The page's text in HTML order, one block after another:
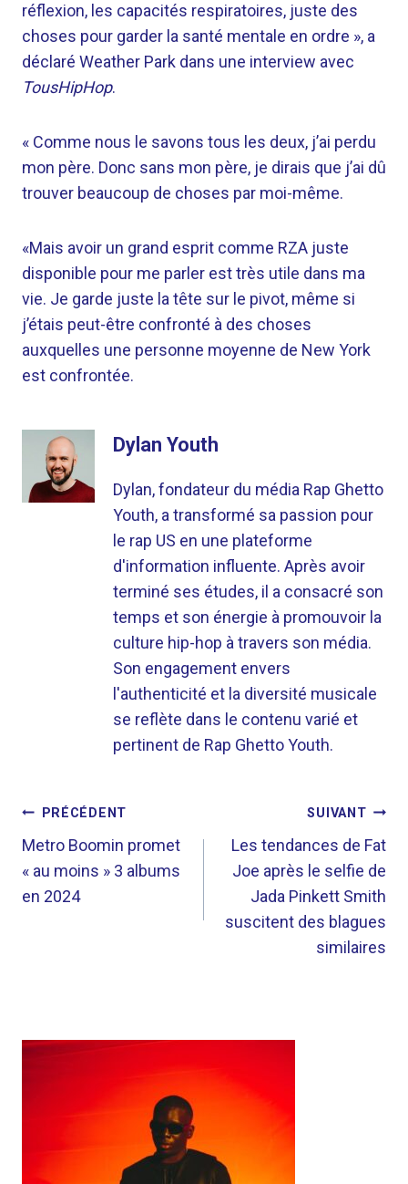
réflexion, les capacités respiratoires, juste des
choses pour garder la santé mentale en ordre », a
déclaré Weather Park dans une interview avec
TousHipHop.
« Comme nous le savons tous les deux, j’ai perdu
mon père. Donc sans mon père, je dirais que j’ai dû
trouver beaucoup de choses par moi-même.
«Mais avoir un grand esprit comme RZA juste
disponible pour me parler est très utile dans ma
vie. Je garde juste la tête sur le pivot, même si
j’étais peut-être confronté à des choses
auxquelles une personne moyenne de New York
est confrontée.
Dylan Youth
Dylan, fondateur du média Rap Ghetto
Youth, a transformé sa passion pour
le rap US en une plateforme
d'information influente. Après avoir
terminé ses études, il a consacré son
temps et son énergie à promouvoir la
culture hip-hop à travers son média.
Son engagement envers
l'authenticité et la diversité musicale
se reflète dans le contenu varié et
pertinent de Rap Ghetto Youth.
NAVIGATION
DE
L’ARTICLE
PRÉCÉDENT
Metro Boomin promet
« au moins » 3 albums
en 2024
SUIVANT
Les tendances de Fat
Joe après le selfie de
Jada Pinkett Smith
suscitent des blagues
similaires